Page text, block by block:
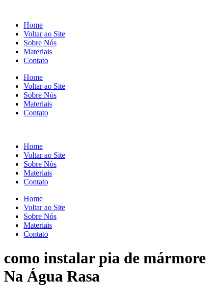
Home
Voltar ao Site
Sobre Nós
Materiais
Contato
Home
Voltar ao Site
Sobre Nós
Materiais
Contato
Home
Voltar ao Site
Sobre Nós
Materiais
Contato
Home
Voltar ao Site
Sobre Nós
Materiais
Contato
como instalar pia de mármore
Na Água Rasa